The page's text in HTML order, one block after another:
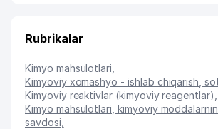
Rubrikalar
Kimyo mahsulotlari
Kimyoviy xomashyo - ishlab chiqarish,
Kimyoviy reaktivlar (kimyoviy reagentlar)
Kimyo mahsulotlari, kimyoviy
savdosi